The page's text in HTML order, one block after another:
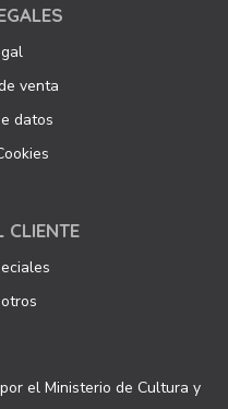
venta
datos
CLIENTE
el Ministerio de Cultura y